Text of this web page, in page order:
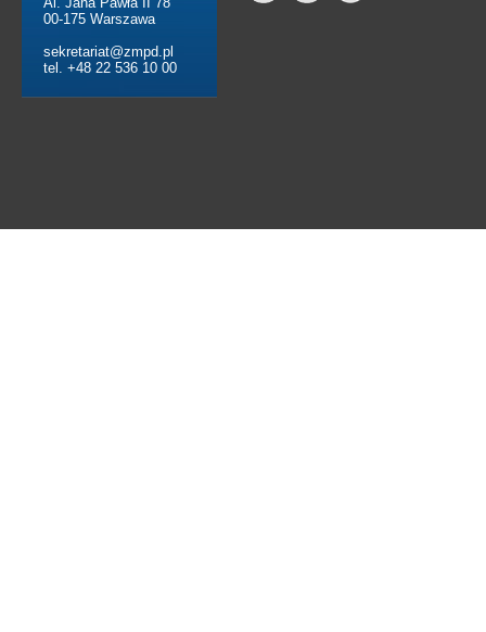
00-175 Warszawa
sekretariat@zmpd.pl
tel. +48 22 536 10 00